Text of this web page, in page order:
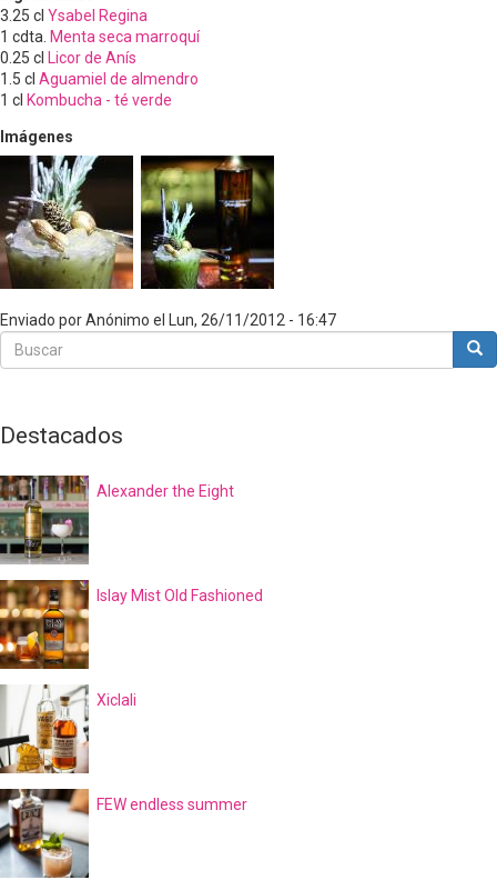
3.25 cl Ysabel Regina
1 cdta. Menta seca marroquí
0.25 cl Licor de Anís
1.5 cl Aguamiel de almendro
1 cl Kombucha - té verde
Imágenes
Enviado porAnónimo el Lun, 26/11/2012 - 16:47
Buscar
Buscar
Destacados
Alexander the Eight
Islay Mist Old Fashioned
Xiclali
FEW endless summer